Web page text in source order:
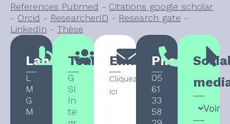
Laboratory
L
M
G
M
Team
G
SI
In
te
Email
Cliquez
ici
Phone
05
61
33
58
Voir
References Pubmed - Citations google scholar
- Orcid - ResearcherID - Research gate -
LinkedIn - Thèse